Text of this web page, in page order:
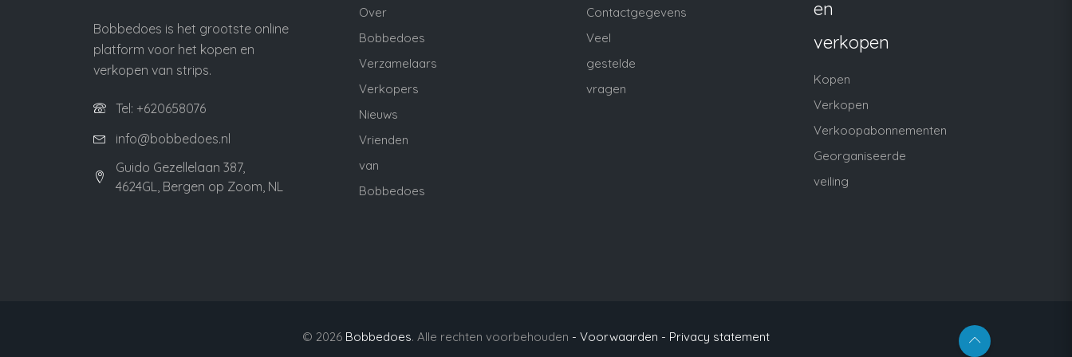
Bobbedoes is het grootste online
platform voor het kopen en
verkopen van strips.
Tel: +620658076
info@bobbedoes.nl
Guido Gezellelaan 387,
4624GL, Bergen op Zoom, NL
Over
Bobbedoes
Verzamelaars
Verkopers
Nieuws
Vrienden
van
Bobbedoes
Contactgegevens
Veel
gestelde
vragen
en
verkopen
Kopen
Verkopen
Verkoopabonnementen
Georganiseerde
veiling
© 2026 Bobbedoes. Alle rechten voorbehouden - Voorwaarden - Privacy statement